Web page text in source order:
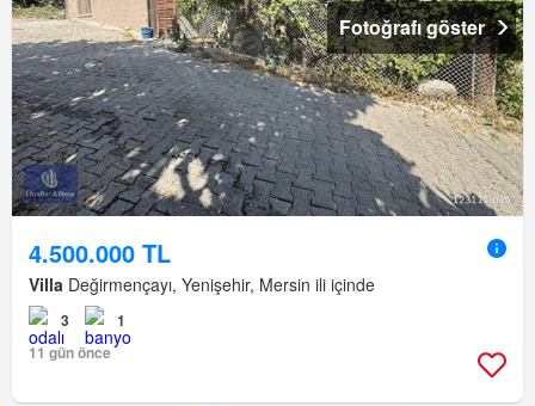
Fotoğrafı göster
4.500.000 TL
Villa Değirmençayı, Yenişehir, Mersin ili içinde
3
1
11 gün önce